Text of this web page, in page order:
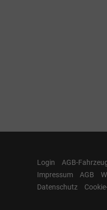
Login
AGB-
Impressum
AGB
Datenschutz